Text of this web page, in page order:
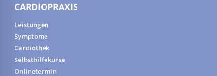
CARDIOPRAXIS
Leistungen
Symptome
Cardiothek
Selbsthilfekurse
Onlinetermin